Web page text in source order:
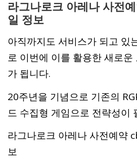
라그나로크 아레나 사전
일 정보
아직까지도 서비스가 되고 있
로 이번에 이를 활용한 새로운
가 됩니다.
20주년을 기념으로 기존의
드 수집형 게임으로 전략성이
라그나로크 아레나 사전예약
보